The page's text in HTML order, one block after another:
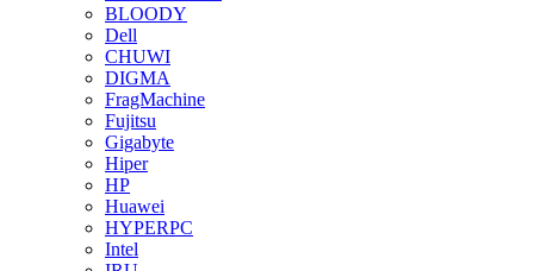
BLOODY
Dell
CHUWI
DIGMA
FragMachine
Fujitsu
Gigabyte
Hiper
HP
Huawei
HYPERPC
Intel